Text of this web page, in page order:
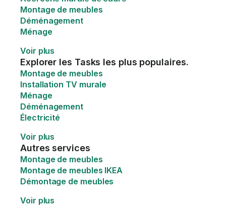
Montage de meubles
Déménagement
Ménage
Voir plus
Explorer les Tasks les plus populaires.
Montage de meubles
Installation TV murale
Ménage
Déménagement
Électricité
Voir plus
Autres services
Montage de meubles
Montage de meubles IKEA
Démontage de meubles
Voir plus